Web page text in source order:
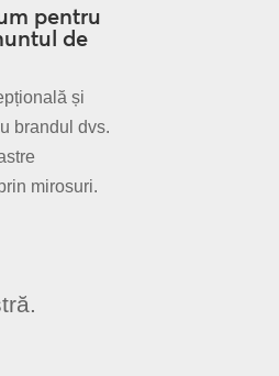
pentru
de
și
brandul dvs.
mirosuri.